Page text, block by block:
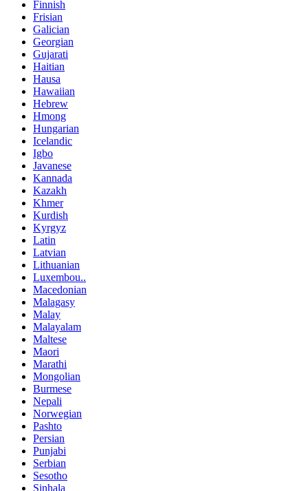
Finnish
Frisian
Galician
Georgian
Gujarati
Haitian
Hausa
Hawaiian
Hebrew
Hmong
Hungarian
Icelandic
Igbo
Javanese
Kannada
Kazakh
Khmer
Kurdish
Kyrgyz
Latin
Latvian
Lithuanian
Luxembou..
Macedonian
Malagasy
Malay
Malayalam
Maltese
Maori
Marathi
Mongolian
Burmese
Nepali
Norwegian
Pashto
Persian
Punjabi
Serbian
Sesotho
Sinhala